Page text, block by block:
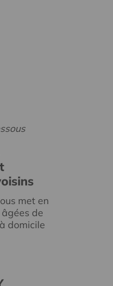
met en
de
domicile